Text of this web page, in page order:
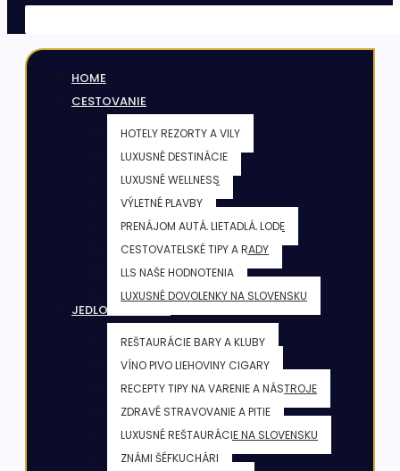
HOME
CESTOVANIE
HOTELY REZORTY A VILY
LUXUSNÉ DESTINÁCIE
LUXUSNÉ WELLNESS
VÝLETNÉ PLAVBY
PRENÁJOM AUTÁ, LIETADLÁ, LODE
CESTOVATELSKÉ TIPY A RADY
LLS NAŠE HODNOTENIA
LUXUSNÉ DOVOLENKY NA SLOVENSKU
JEDLO & NÁPOJE
REŠTAURÁCIE BARY A KLUBY
VÍNO PIVO LIEHOVINY CIGARY
RECEPTY TIPY NA VARENIE A NÁSTROJE
ZDRAVÉ STRAVOVANIE A PITIE
LUXUSNÉ REŠTAURÁCIE NA SLOVENSKU
ZNÁMI ŠÉFKUCHÁRI